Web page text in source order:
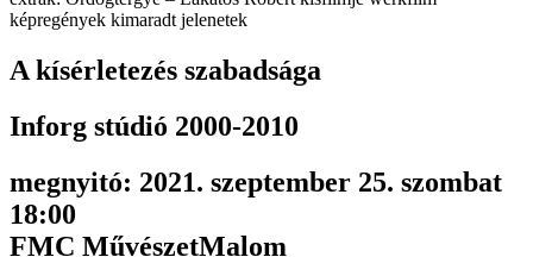
képregények kimaradt jelenetek
A kísérletezés szabadsága
Inforg stúdió 2000-2010
megnyitó: 2021. szeptember 25. szombat
18:00
FMC MűvészetMalom